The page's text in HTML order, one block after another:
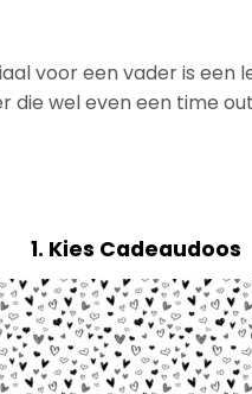
voor een vader is een
die wel even een time
1 Kies Cadeaudoos